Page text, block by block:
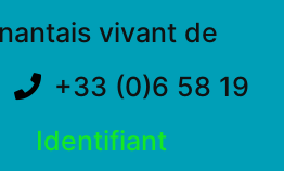
vivant de
+33 (0)6 58 19
Identifiant